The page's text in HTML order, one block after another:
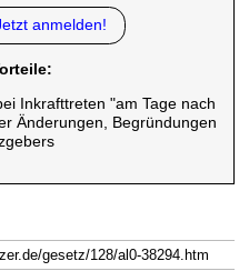
anmelden!
Inkrafttreten "am Tage nach
Änderungen, Begründungen
gesetz/128/al0-38294.htm